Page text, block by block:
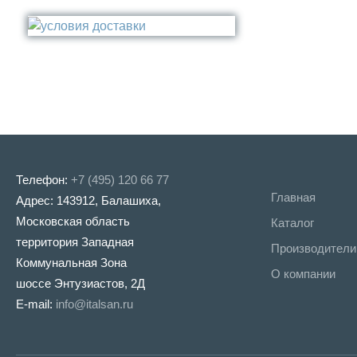
Стакан
Туалетный ёрш
Медь
Никель
Телефон: +7 (495) 120 66 77
Адрес: 143912, Балашиха,
Московская область
территория Западная
Коммунальная Зона
шоссе Энтузиастов, 2Д
E-mail: info@italsan.ru
Главная
Каталог
Производители
О компании